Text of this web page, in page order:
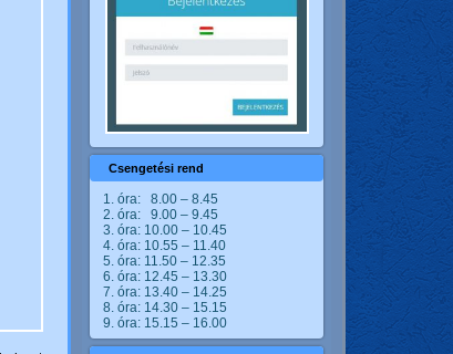
Csengetési rend
1. óra: 8.00 – 8.45
2. óra: 9.00 – 9.45
3. óra: 10.00 – 10.45
4. óra: 10.55 – 11.40
5. óra: 11.50 – 12.35
6. óra: 12.45 – 13.30
7. óra: 13.40 – 14.25
8. óra: 14.30 – 15.15
9. óra: 15.15 – 16.00